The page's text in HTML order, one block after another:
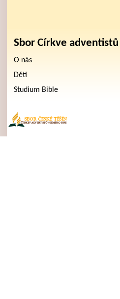
Sbor Církve
O nás
Děti
Studium Bible